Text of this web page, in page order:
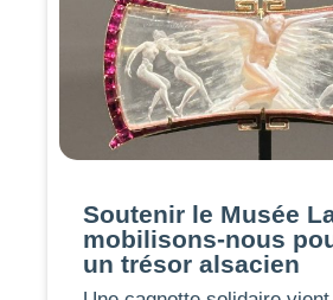
Soutenir le Musée
mobilisons-nous
un trésor alsacien